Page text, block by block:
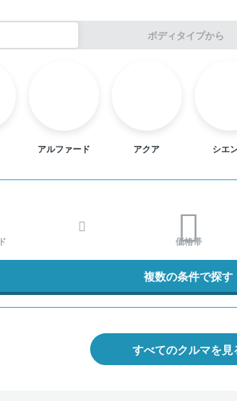
ボディタイプから
アルファード アクア シエ
価格帯
複数の条件で探す
すべてのクルマを見